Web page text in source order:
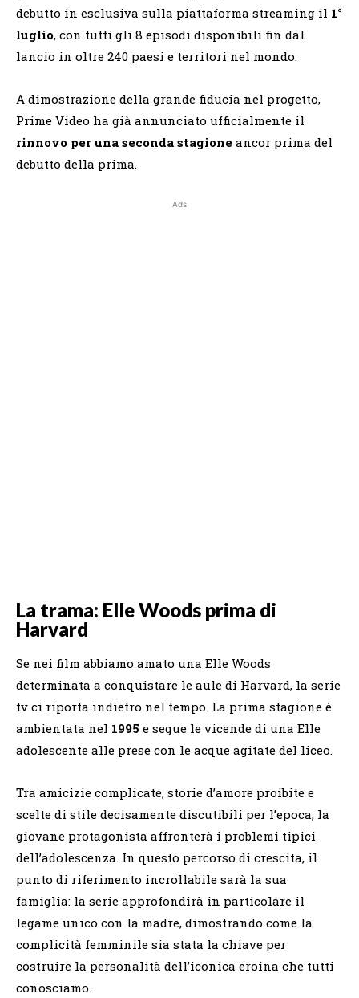
debutto in esclusiva sulla piattaforma streaming il 1°
luglio, con tutti gli 8 episodi disponibili fin dal
lancio in oltre 240 paesi e territori nel mondo.
A dimostrazione della grande fiducia nel progetto,
Prime Video ha già annunciato ufficialmente il
rinnovo per una seconda stagione ancor prima del
debutto della prima.
Ads
La trama: Elle Woods prima di
Harvard
Se nei film abbiamo amato una Elle Woods
determinata a conquistare le aule di Harvard, la serie
tv ci riporta indietro nel tempo. La prima stagione è
ambientata nel 1995 e segue le vicende di una Elle
adolescente alle prese con le acque agitate del liceo.
Tra amicizie complicate, storie d’amore proibite e
scelte di stile decisamente discutibili per l’epoca, la
giovane protagonista affronterà i problemi tipici
dell’adolescenza. In questo percorso di crescita, il
punto di riferimento incrollabile sarà la sua
famiglia: la serie approfondirà in particolare il
legame unico con la madre, dimostrando come la
complicità femminile sia stata la chiave per
costruire la personalità dell’iconica eroina che tutti
conosciamo.